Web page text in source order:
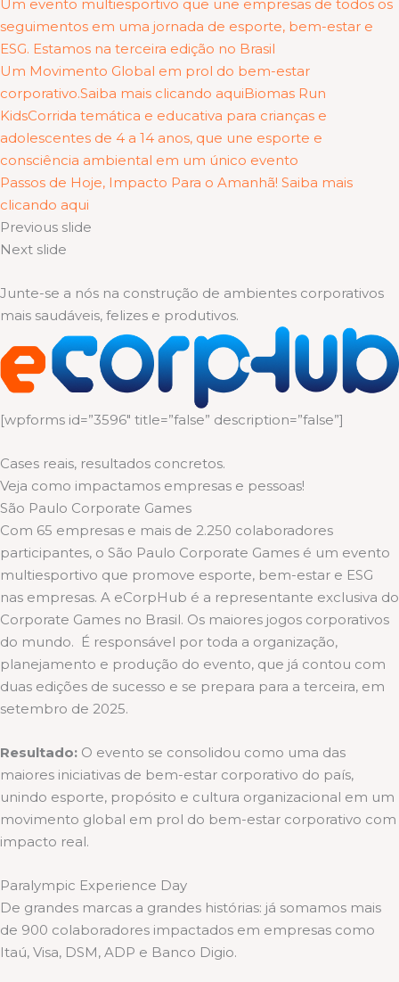
Um evento multiesportivo que une empresas de todos os
seguimentos em uma jornada de esporte, bem-estar e
ESG. Estamos na terceira edição no Brasil
Um Movimento Global em prol do bem-estar
corporativo.Saiba mais clicando aquiBiomas Run
KidsCorrida temática e educativa para crianças e
adolescentes de 4 a 14 anos, que une esporte e
consciência ambiental em um único evento
Passos de Hoje, Impacto Para o Amanhã! Saiba mais
clicando aqui
Previous slide
Next slide
Junte-se a nós na construção de ambientes corporativos
mais saudáveis, felizes e produtivos.
[wpforms id=”3596″ title=”false” description=”false”]
Cases reais, resultados concretos.
Veja como impactamos empresas e pessoas!
São Paulo Corporate Games
Com 65 empresas e mais de 2.250 colaboradores
participantes, o São Paulo Corporate Games é um evento
multiesportivo que promove esporte, bem-estar e ESG
nas empresas. A eCorpHub é a representante exclusiva do
Corporate Games no Brasil. Os maiores jogos corporativos
do mundo. É responsável por toda a organização,
planejamento e produção do evento, que já contou com
duas edições de sucesso e se prepara para a terceira, em
setembro de 2025.
Resultado: O evento se consolidou como uma das
maiores iniciativas de bem-estar corporativo do país,
unindo esporte, propósito e cultura organizacional em um
movimento global em prol do bem-estar corporativo com
impacto real.
Paralympic Experience Day
De grandes marcas a grandes histórias: já somamos mais
de 900 colaboradores impactados em empresas como
Itaú, Visa, DSM, ADP e Banco Digio.